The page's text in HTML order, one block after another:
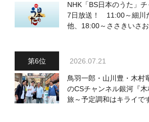
NHK「BS日本のうた」
7日放送！ 11:00～細川
他、18:00～ささきいさお
2026.07.21
鳥羽一郎・山川豊・木村
のCSチャンネル銀河『
旅～予定調和はキライで